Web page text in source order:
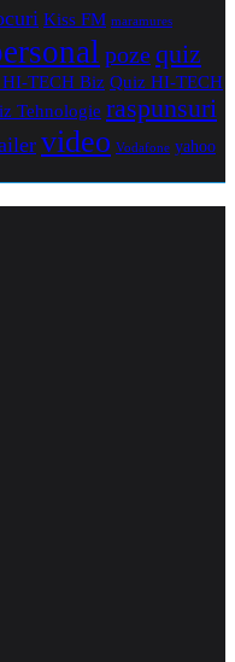
Kiss FM maramures
pozequiz
TECH Biz Quiz HI-TECH
Tehnologie raspunsuri
video Vodafone yahoo